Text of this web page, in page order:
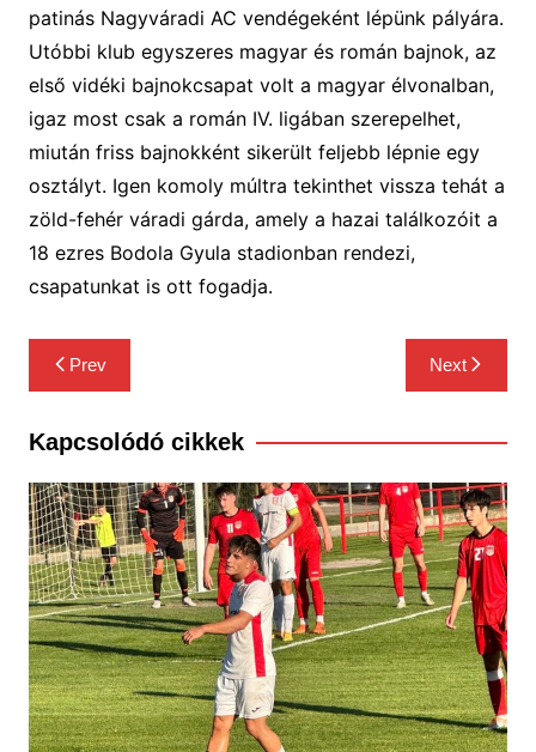
patinás Nagyváradi AC vendégeként lépünk pályára.
Utóbbi klub egyszeres magyar és román bajnok, az
első vidéki bajnokcsapat volt a magyar élvonalban,
igaz most csak a román IV. ligában szerepelhet,
miután friss bajnokként sikerült feljebb lépnie egy
osztályt. Igen komoly múltra tekinthet vissza tehát a
zöld-fehér váradi gárda, amely a hazai találkozóit a
18 ezres Bodola Gyula stadionban rendezi,
csapatunkat is ott fogadja.
Bejegyzés
navigáció
Prev Next
Kapcsolódó cikkek